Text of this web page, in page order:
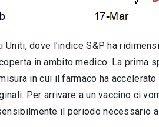
Uniti, dove l'indice S&P ha
in ambito medico. La prima
in cui il farmaco ha
Per arrivare a un vaccino ci
il periodo necessario